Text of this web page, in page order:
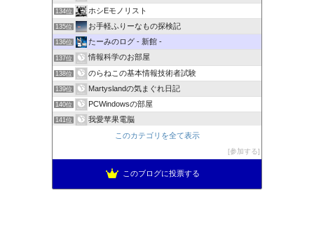
134位 ホシEモノリスト
135位 お手軽ふりーなもの探検記
136位 たーみのログ - 新館 -
137位 情報科学のお部屋
138位 のらねこの基本情報技術者試験
139位 Martyslandの気まぐれ日記
140位 PCWindowsの部屋
141位 我愛苹果電脳
すけしゃるぶろぐ | 適当に書いちゃう系ブログ
このカテゴリを全て表示
参加する
このブログに投票する